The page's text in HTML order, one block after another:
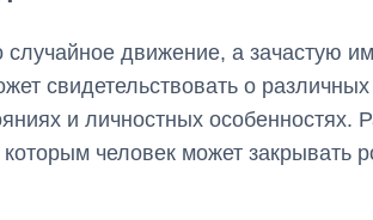
движение, а зачастую
свидетельствовать о различных
и личностных особенностях.
человек может закрывать